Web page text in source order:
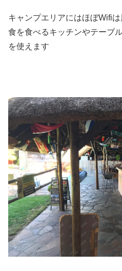
キャンプエリアにはほぼWifi
食を食べるキッチンやテーブ
を使えます